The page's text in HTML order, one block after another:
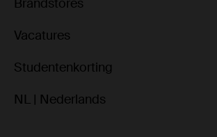
Brandstores
Vacatures
Studentenkorting
NL | Nederlands